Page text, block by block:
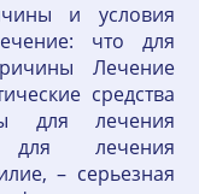
и условия
что для
Лечение
средства
для лечения
для лечения
– серьезная